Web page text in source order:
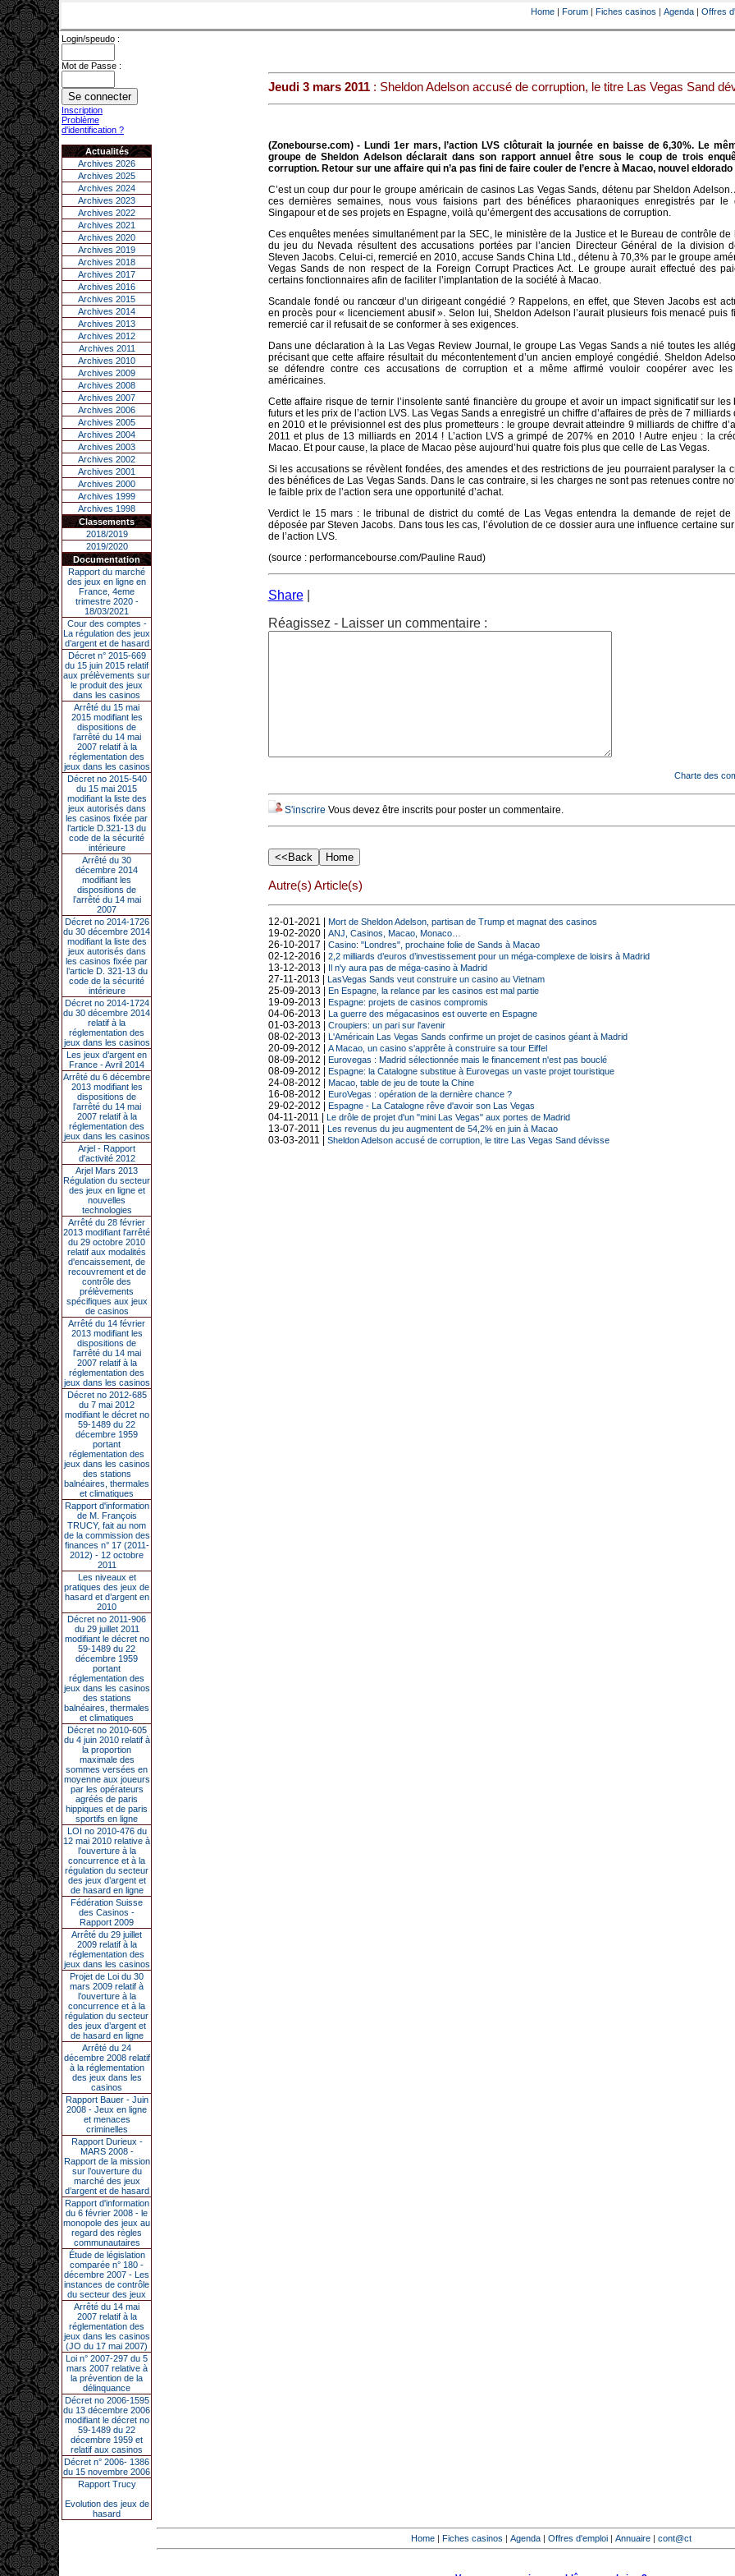
Home | Forum | Fiches casinos | Agenda | Offres
Login/speudo :
Mot de Passe :
Inscription
Problème
d'identification ?
Actualités
Archives 2026
Archives 2025
Archives 2024
Archives 2023
Archives 2022
Archives 2021
Archives 2020
Archives 2019
Archives 2018
Archives 2017
Archives 2016
Archives 2015
Archives 2014
Archives 2013
Archives 2012
Archives 2011
Archives 2010
Archives 2009
Archives 2008
Archives 2007
Archives 2006
Archives 2005
Archives 2004
Archives 2003
Archives 2002
Archives 2001
Archives 2000
Archives 1999
Archives 1998
Classements
2018/2019
2019/2020
Documentation
Rapport du marché
des jeux en ligne en
France, 4eme
trimestre 2020 -
18/03/2021
Cour des comptes -
La régulation des jeux
d’argent et de hasard
Décret n° 2015-669
du 15 juin 2015 relatif
aux prélèvements sur
le produit des jeux
dans les casinos
Arrêté du 15 mai
2015 modifiant les
dispositions de
l’arrêté du 14 mai
2007 relatif à la
réglementation des
jeux dans les casinos
Décret no 2015-540
du 15 mai 2015
modifiant la liste des
jeux autorisés dans
les casinos fixée par
l’article D.321-13 du
code de la sécurité
intérieure
Arrêté du 30
décembre 2014
modifiant les
dispositions de
l’arrêté du 14 mai
2007
Décret no 2014-1726
du 30 décembre 2014
modifiant la liste des
jeux autorisés dans
les casinos fixée par
l’article D. 321-13 du
code de la sécurité
intérieure
Décret no 2014-1724
du 30 décembre 2014
relatif à la
réglementation des
jeux dans les casinos
Les jeux d’argent en
France - Avril 2014
Arrêté du 6 décembre
2013 modifiant les
dispositions de
l’arrêté du 14 mai
2007 relatif à la
réglementation des
jeux dans les casinos
Arjel - Rapport
d'activité 2012
Arjel Mars 2013
Régulation du secteur
des jeux en ligne et
nouvelles
technologies
Arrêté du 28 février
2013 modifiant l'arrêté
du 29 octobre 2010
relatif aux modalités
d'encaissement, de
recouvrement et de
contrôle des
prélèvements
spécifiques aux jeux
de casinos
Arrêté du 14 février
2013 modifiant les
dispositions de
l'arrêté du 14 mai
2007 relatif à la
réglementation des
jeux dans les casinos
Décret no 2012-685
du 7 mai 2012
modifiant le décret no
59-1489 du 22
décembre 1959
portant
réglementation des
jeux dans les casinos
des stations
balnéaires, thermales
et climatiques
Rapport d'information
de M. François
TRUCY, fait au nom
de la commission des
finances n° 17 (2011-
2012) - 12 octobre
2011
Les niveaux et
pratiques des jeux de
hasard et d’argent en
2010
Décret no 2011-906
du 29 juillet 2011
modifiant le décret no
59-1489 du 22
décembre 1959
portant
réglementation des
jeux dans les casinos
des stations
balnéaires, thermales
et climatiques
Décret no 2010-605
du 4 juin 2010 relatif à
la proportion
maximale des
sommes versées en
moyenne aux joueurs
par les opérateurs
agréés de paris
hippiques et de paris
sportifs en ligne
LOI no 2010-476 du
12 mai 2010 relative à
l’ouverture à la
concurrence et à la
régulation du secteur
des jeux d’argent et
de hasard en ligne
Fédération Suisse
des Casinos -
Rapport 2009
Arrêté du 29 juillet
2009 relatif à la
réglementation des
jeux dans les casinos
Projet de Loi du 30
mars 2009 relatif à
l’ouverture à la
concurrence et à la
régulation du secteur
des jeux d’argent et
de hasard en ligne
Arrêté du 24
décembre 2008 relatif
à la réglementation
des jeux dans les
casinos
Rapport Bauer - Juin
2008 - Jeux en ligne
et menaces
criminelles
Rapport Durieux -
MARS 2008 -
Rapport de la mission
sur l’ouverture du
marché des jeux
d’argent et de hasard
Rapport d'information
du 6 février 2008 - le
monopole des jeux au
regard des règles
communautaires
Étude de législation
comparée n° 180 -
décembre 2007 - Les
instances de contrôle
du secteur des jeux
Arrêté du 14 mai
2007 relatif à la
réglementation des
jeux dans les casinos
(JO du 17 mai 2007)
Loi n° 2007-297 du 5
mars 2007 relative à
la prévention de la
délinquance
Décret no 2006-1595
du 13 décembre 2006
modifiant le décret no
59-1489 du 22
décembre 1959 et
relatif aux casinos
Décret n° 2006- 1386
du 15 novembre 2006
Rapport Trucy
Evolution des jeux de
hasard
Jeudi 3 mars 2011: Sheldon Adelson accusé de corruption, le titre Las Vegas Sand
(Zonebourse.com) - Lundi 1er mars, l’action LVS clôturait la journée en baisse de 6,30%. Le
groupe de Sheldon Adelson déclarait dans son rapport annuel être sous le coup de trois
corruption. Retour sur une affaire qui n’a pas fini de faire couler de l’encre à Macao, nouvel eldorado
C’est un coup dur pour le groupe américain de casinos Las Vegas Sands, détenu par Sheldon Adelson.
ces dernières semaines, nous vous faisions part des bénéfices pharaoniques enregistrés par le
Singapour et de ses projets en Espagne, voilà qu’émergent des accusations de corruption.
Ces enquêtes menées simultanément par la SEC, le ministère de la Justice et le Bureau de contrôle de
du jeu du Nevada résultent des accusations portées par l’ancien Directeur Général de la division
Steven Jacobs. Celui-ci, remercié en 2010, accuse Sands China Ltd., détenu à 70,3% par le groupe
Vegas Sands de non respect de la Foreign Corrupt Practices Act. Le groupe aurait effectué des
certains fonctionnaires afin de faciliter l’implantation de la société à Macao.
Scandale fondé ou rancœur d’un dirigeant congédié ? Rappelons, en effet, que Steven Jacobs est
en procès pour « licenciement abusif ». Selon lui, Sheldon Adelson l’aurait plusieurs fois menacé puis
remercié car il refusait de se conformer à ses exigences.
Dans une déclaration à la Las Vegas Review Journal, le groupe Las Vegas Sands a nié toutes les
précisant que cette affaire résultait du mécontentement d’un ancien employé congédié. Sheldon
se défendre contre ces accusations de corruption et a même affirmé vouloir coopérer avec les
américaines.
Cette affaire risque de ternir l’insolente santé financière du groupe et avoir un impact significatif sur les
futurs et les prix de l’action LVS. Las Vegas Sands a enregistré un chiffre d’affaires de près de 7 milliards
en 2010 et le prévisionnel est des plus prometteurs : le groupe devrait atteindre 9 milliards de chiffre
2011 et plus de 13 milliards en 2014 ! L’action LVS a grimpé de 207% en 2010 ! Autre enjeu : la
Macao. Et pour cause, la place de Macao pèse aujourd’hui quatre fois plus que celle de Las Vegas.
Si les accusations se révèlent fondées, des amendes et des restrictions de jeu pourraient paralyser la
des bénéfices de Las Vegas Sands. Dans le cas contraire, si les charges ne sont pas retenues contre
le faible prix de l’action sera une opportunité d’achat.
Verdict le 15 mars : le tribunal de district du comté de Las Vegas entendra la demande de rejet de
déposée par Steven Jacobs. Dans tous les cas, l’évolution de ce dossier aura une influence certaine
de l’action LVS.
(source : performancebourse.com/Pauline Raud)
Share
Réagissez - Laisser un commentaire :
Charte des
S'inscrire Vous devez être inscrits pour poster un commentaire.
Autre(s) Article(s)
12-01-2021 | Mort de Sheldon Adelson, partisan de Trump et magnat des casinos
19-02-2020 | ANJ, Casinos, Macao, Monaco…
26-10-2017 | Casino: "Londres", prochaine folie de Sands à Macao
02-12-2016 | 2,2 milliards d’euros d’investissement pour un méga-complexe de loisirs à Madrid
13-12-2013 | Il n'y aura pas de méga-casino à Madrid
27-11-2013 | LasVegas Sands veut construire un casino au Vietnam
25-09-2013 | En Espagne, la relance par les casinos est mal partie
19-09-2013 | Espagne: projets de casinos compromis
04-06-2013 | La guerre des mégacasinos est ouverte en Espagne
01-03-2013 | Croupiers: un pari sur l'avenir
08-02-2013 | L'Américain Las Vegas Sands confirme un projet de casinos géant à Madrid
20-09-2012 | A Macao, un casino s'apprête à construire sa tour Eiffel
08-09-2012 | Eurovegas : Madrid sélectionnée mais le financement n'est pas bouclé
08-09-2012 | Espagne: la Catalogne substitue à Eurovegas un vaste projet touristique
24-08-2012 | Macao, table de jeu de toute la Chine
16-08-2012 | EuroVegas : opération de la dernière chance ?
29-02-2012 | Espagne - La Catalogne rêve d'avoir son Las Vegas
04-11-2011 | Le drôle de projet d'un "mini Las Vegas" aux portes de Madrid
13-07-2011 | Les revenus du jeu augmentent de 54,2% en juin à Macao
03-03-2011 | Sheldon Adelson accusé de corruption, le titre Las Vegas Sand dévisse
Home | Fiches casinos | Agenda | Offres d'emploi | Annuaire | cont@ct